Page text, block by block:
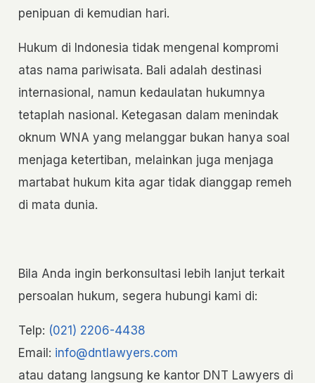
penipuan di kemudian hari.
Hukum di Indonesia tidak mengenal kompromi
atas nama pariwisata. Bali adalah destinasi
internasional, namun kedaulatan hukumnya
tetaplah nasional. Ketegasan dalam menindak
oknum WNA yang melanggar bukan hanya soal
menjaga ketertiban, melainkan juga menjaga
martabat hukum kita agar tidak dianggap remeh
di mata dunia.
Bila Anda ingin berkonsultasi lebih lanjut terkait
persoalan hukum, segera hubungi kami di:
Telp: (021) 2206-4438
Email: info@dntlawyers.com
atau datang langsung ke kantor DNT Lawyers di